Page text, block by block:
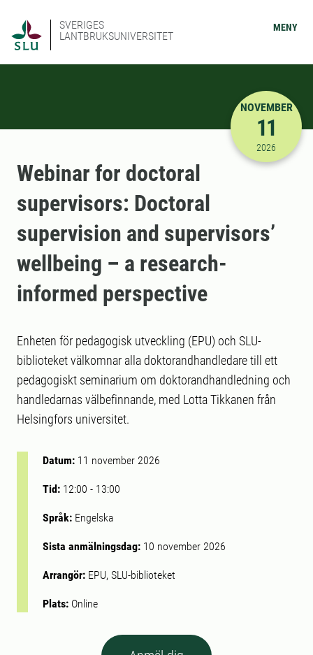
SVERIGES
LANTBRUKSUNIVERSITET
MENY
2026-11-
NOVEMBER
11
2026
Webinar for doctoral
supervisors: Doctoral
supervision and supervisors’
wellbeing – a research-
informed perspective
Enheten för pedagogisk utveckling (EPU) och SLU-
biblioteket välkomnar alla doktorandhandledare till ett
pedagogiskt seminarium om doktorandhandledning och
handledarnas välbefinnande, med Lotta Tikkanen från
Helsingfors universitet.
Datum: 11 november 2026
Tid: 12:00 - 13:00
Språk: Engelska
Sista anmälningsdag: 10 november 2026
Arrangör: EPU, SLU-biblioteket
Plats: Online